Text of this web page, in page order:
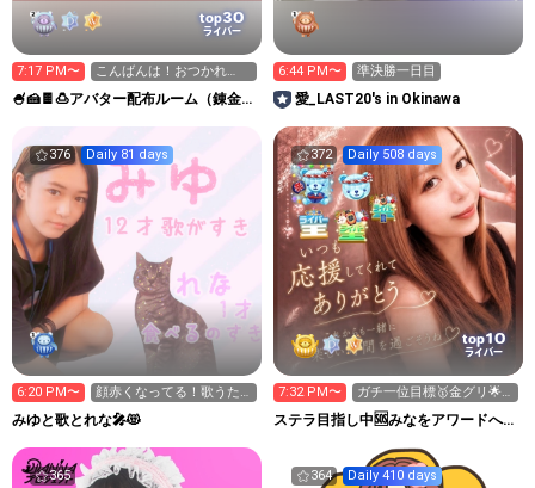
top30
ライバー
7:17 PM〜
こんばんは！おつかれ
summerです
🍧🍰🍫🍮アバター配布ルーム（錬金術
6:44 PM〜 準決勝一日目
愛_LAST20's in Okinawa
376 Daily 81 days
6:20 PM〜
顔赤くなってる！歌うた
うよ
みゆと歌とれな🎤😻
372 Daily 508 days
top10
ライバー
7:32 PM〜
ガチ一位目標🥇金グリ🌟
新ギフト🎁集め中🌻
ステラ目指し中🆘みなをアワードへ連
365 364 Daily 410 days